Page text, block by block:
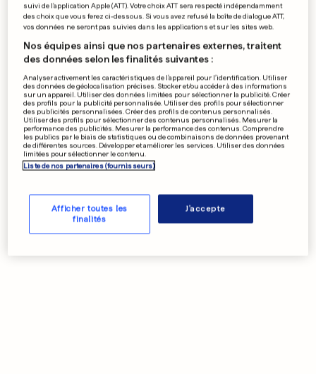
suivi de l'application Apple (ATT). Votre choix ATT sera respecté indépendamment
des choix que vous ferez ci-dessous. Si vous avez refusé la boîte de dialogue ATT,
vos données ne seront pas suivies dans les applications et sur les sites web.
Nos équipes ainsi que nos partenaires externes, traitent
des données selon les finalités suivantes :
Analyser activement les caractéristiques de l’appareil pour l’identification. Utiliser
des données de géolocalisation précises. Stocker et/ou accéder à des informations
sur un appareil. Utiliser des données limitées pour sélectionner la publicité. Créer
des profils pour la publicité personnalisée. Utiliser des profils pour sélectionner
des publicités personnalisées. Créer des profils de contenus personnalisés.
Utiliser des profils pour sélectionner des contenus personnalisés. Mesurer la
performance des publicités. Mesurer la performance des contenus. Comprendre
les publics par le biais de statistiques ou de combinaisons de données provenant
de différentes sources. Développer et améliorer les services. Utiliser des données
limitées pour sélectionner le contenu.
Liste de nos partenaires (fournisseurs)
Afficher toutes les
finalités
J'accepte